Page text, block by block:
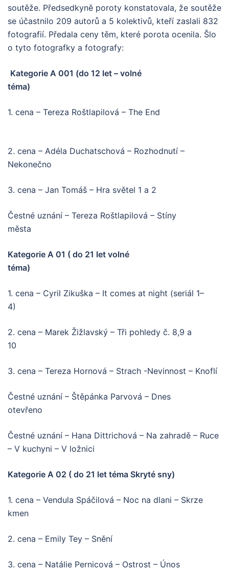
soutěže. Předsedkyně poroty konstatovala, že soutěže
se účastnilo 209 autorů a 5 kolektivů, kteří zaslali 832
fotografií. Předala ceny těm, které porota ocenila. Šlo
o tyto fotografky a fotografy:
Kategorie A 001 (do 12 let – volné
téma)
1. cena – Tereza Roštlapilová – The End
2. cena – Adéla Duchatschová – Rozhodnutí –
Nekonečno
3. cena – Jan Tomáš – Hra světel 1 a 2
Čestné uznání – Tereza Roštlapilová – Stíny
města
Kategorie A 01 ( do 21 let volné
téma)
1. cena – Cyril Zikuška – It comes at night (seriál 1–
4)
2. cena – Marek Žižlavský – Tři pohledy č. 8,9 a
10
3. cena – Tereza Hornová – Strach -Nevinnost – Knoflí
Čestné uznání – Štěpánka Parvová – Dnes
otevřeno
Čestné uznání – Hana Dittrichová – Na zahradě – Ruce
– V kuchyni – V ložnici
Kategorie A 02 ( do 21 let téma Skryté sny)
1. cena – Vendula Spáčilová – Noc na dlani – Skrze
kmen
2. cena – Emily Tey – Snění
3. cena – Natálie Pernicová – Ostrost – Únos